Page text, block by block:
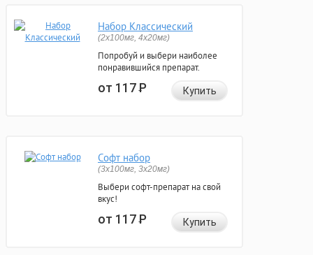
Набор Классический
(2x100мг, 4x20мг)
Попробуй и выбери наиболее
понравившийся препарат.
от 117Р Купить
Софт набор
(3x100мг, 3x20мг)
Выбери софт-препарат на свой
вкус!
от 117Р Купить